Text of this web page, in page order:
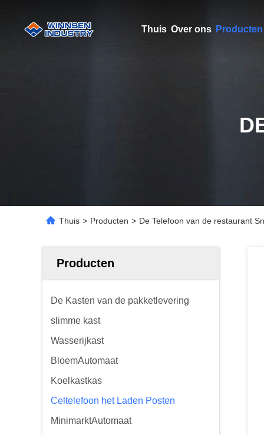
Thuis Over ons Producten
Thuis > Producten > De Telefoon van de restaurant
Producten
De Kasten van de pakketlevering
slimme kast
Wasserijkast
BloemAutomaat
Koelkastkas
Celtelefoon het Laden Posten
MinimarktAutomaat